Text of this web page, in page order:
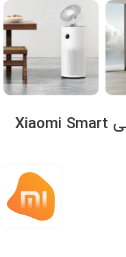
دستگاه تصفیه هوای شیائومی Xiaomi Smart